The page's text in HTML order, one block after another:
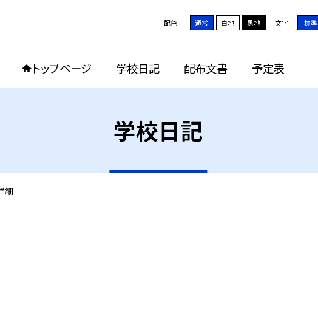
配色 通常 白地 黒地 文字 標準
トップページ 学校日記 配布文書 予定表
学校日記
細